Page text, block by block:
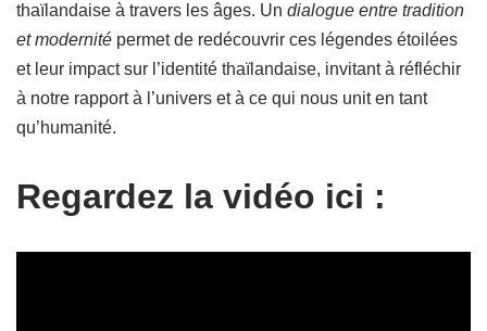
thaïlandaise à travers les âges. Un dialogue entre tradition
et modernité permet de redécouvrir ces légendes étoilées
et leur impact sur l’identité thaïlandaise, invitant à réfléchir
à notre rapport à l’univers et à ce qui nous unit en tant
qu’humanité.
Regardez la vidéo ici :